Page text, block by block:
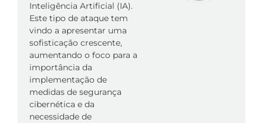
Inteligência Artificial (IA).
Este tipo de ataque tem
vindo a apresentar uma
sofisticação crescente,
aumentando o foco para a
importância da
implementação de
medidas de segurança
cibernética e da
necessidade de